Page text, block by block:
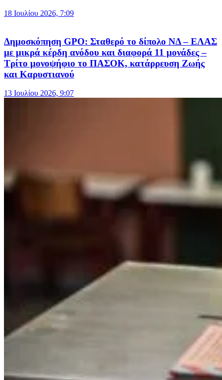
18 Ιουλίου 2026, 7:09
Δημοσκόπηση GPO: Σταθερό το δίπολο ΝΔ – ΕΛΑΣ
με μικρά κέρδη ανόδου και διαφορά 11 μονάδες –
Τρίτο μονοψήφιο το ΠΑΣΟΚ, κατάρρευση Ζωής
και Καρυστιανού
13 Ιουλίου 2026, 9:07